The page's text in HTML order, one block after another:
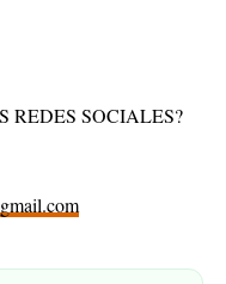
REDES SOCIALES?